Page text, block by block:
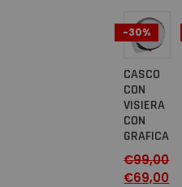
-30%
CASCO
CON
VISIERA
CON
GRAFICA
€99,00
€69,00